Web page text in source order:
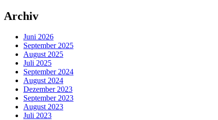
Archiv
Juni 2026
September 2025
August 2025
Juli 2025
September 2024
August 2024
Dezember 2023
September 2023
August 2023
Juli 2023